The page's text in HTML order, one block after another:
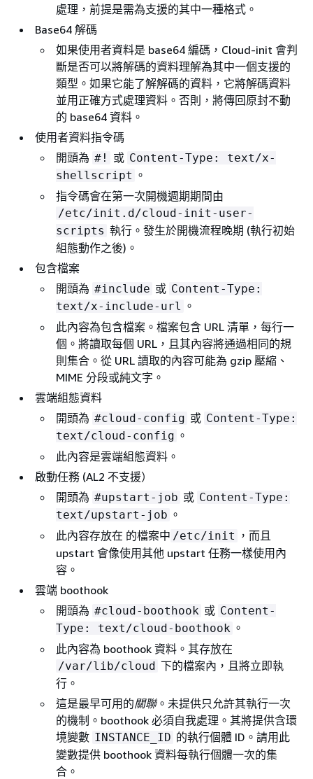
處理，前提是需為支援的其中一種格式。
Base64 解碼
如果使用者資料是 base64 編碼，Cloud-init 會判
斷是否可以將解碼的資料理解為其中一個支援的
類型。如果它能了解解碼的資料，它將解碼資料
並用正確方式處理資料。否則，將傳回原封不動
的 base64 資料。
使用者資料指令碼
開頭為 #! 或 Content-Type: text/x-
shellscript 。
指令碼會在第一次開機週期期間由
/etc/init.d/cloud-init-user-
scripts 執行。發生於開機流程晚期 (執行初始
組態動作之後)。
包含檔案
開頭為 #include 或 Content-Type:
text/x-include-url
。
此內容為包含檔案。檔案包含 URL 清單，每行一
個。將讀取每個 URL，且其內容將通過相同的規
則集合。從 URL 讀取的內容可能為 gzip 壓縮、
MIME 分段或純文字。
雲端組態資料
開頭為 #cloud-config 或 Content-Type:
text/cloud-config 。
此內容是雲端組態資料。
啟動任務 (AL2 不支援）
開頭為 #upstart-job 或 Content-Type:
text/upstart-job 。
此內容存放在 的檔案中 /etc/init ，而且
upstart 會像使用其他 upstart 任務一樣使用內
容。
雲端 boothook
開頭為 #cloud-boothook 或 Content-
Type: text/cloud-boothook 。
此內容為 boothook 資料。其存放在
/var/lib/cloud 下的檔案內，且將立即執
行。
這是最早可用的關聯。未提供只允許其執行一次
的機制。boothook 必須自我處理。其將提供含環
境變數 INSTANCE_ID 的執行個體 ID。請用此
變數提供 boothook 資料每執行個體一次的集
合。